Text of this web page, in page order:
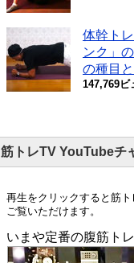
体幹ト
ンク」
の種目
147,769ビ
筋トレTV YouTubeチ
再生をクリックすると筋
ご覧いただけます。
いまや定番の腹筋ト